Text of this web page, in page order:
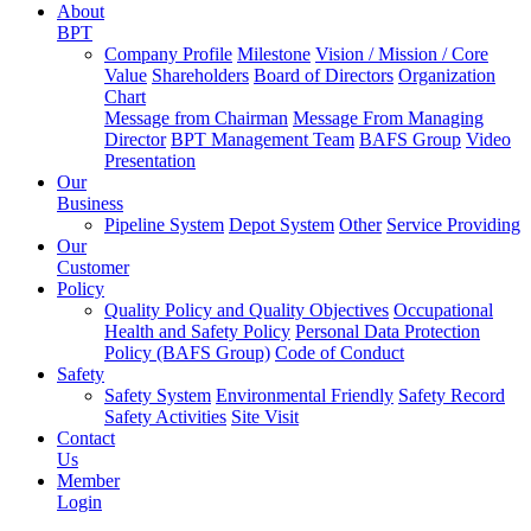
About
BPT
Company Profile Milestone Vision / Mission / Core
Value Shareholders Board of Directors Organization
Chart
Message from Chairman Message From Managing
Director BPT Management Team BAFS Group Video
Presentation
Our
Business
Pipeline System Depot System Other Service Providing
Our
Customer
Policy
Quality Policy and Quality Objectives Occupational
Health and Safety Policy Personal Data Protection
Policy (BAFS Group) Code of Conduct
Safety
Safety System Environmental Friendly Safety Record
Safety Activities Site Visit
Contact
Us
Member
Login